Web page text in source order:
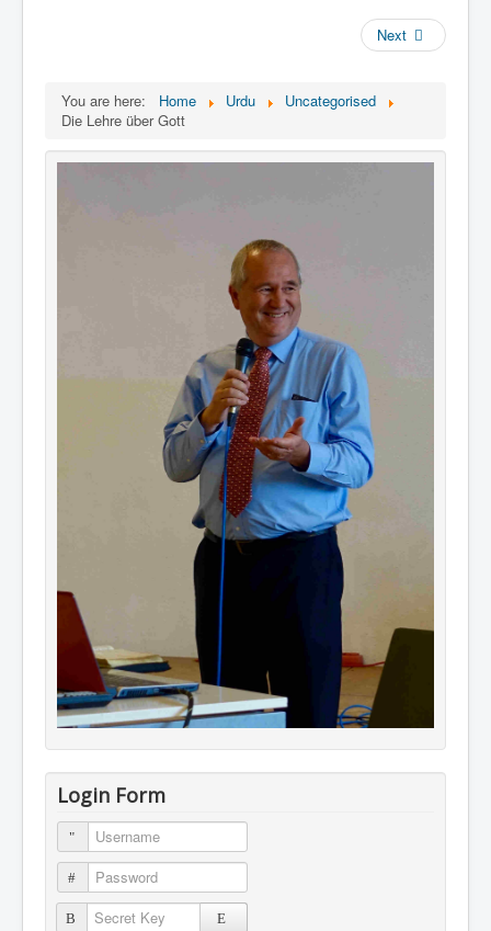
Next
You are here: Home Urdu
Uncategorised
Die Lehre über Gott
Login Form
Username
Password
Secret Key